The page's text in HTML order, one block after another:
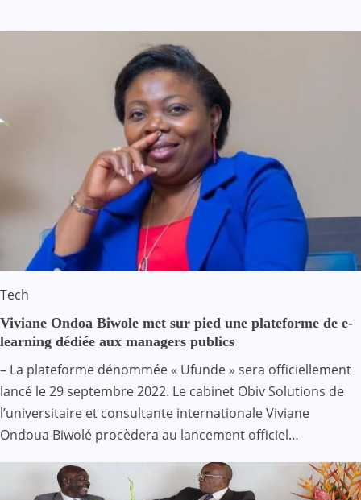
Tech
Viviane Ondoa Biwole met sur pied une plateforme de e-
learning dédiée aux managers publics
– La plateforme dénommée « Ufunde » sera officiellement
lancé le 29 septembre 2022. Le cabinet Obiv Solutions de
l’universitaire et consultante internationale Viviane
Ondoua Biwolé procèdera au lancement officiel…